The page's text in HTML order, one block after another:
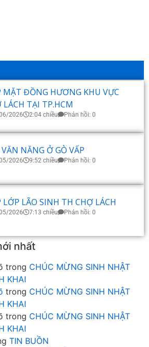
MẶT ĐỒNG HƯƠNG KHU VỰC
LÁCH TẠI TP.HCM
2026 2:04 chiều Phản hồi: 0
VĂN NĂNG Ở GÒ VẤP
2026 9:52 chiều Phản hồi: 0
LỚP LÃO SINH TH CHỢ LÁCH
2026 7:13 chiều Phản hồi: 0
nhất
trong CHÚC MỪNG SINH NHẬT
KHAI
trong CHÚC MỪNG SINH NHẬT
KHAI
trong CHÚC MỪNG SINH NHẬT
KHAI
TIN BUỒN